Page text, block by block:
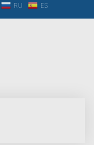
RU ES